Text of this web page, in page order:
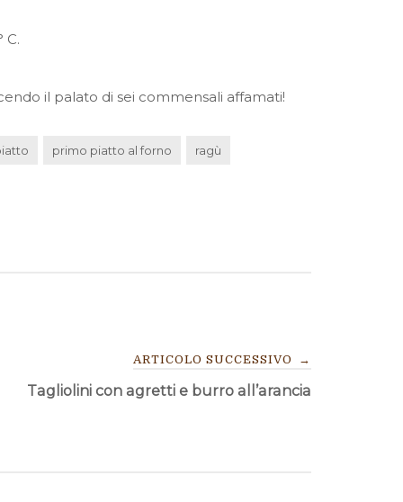
C.
il palato di sei commensali affamati!
primo piatto al forno ragù
ARTICOLO SUCCESSIVO →
Tagliolini con agretti e burro all’arancia